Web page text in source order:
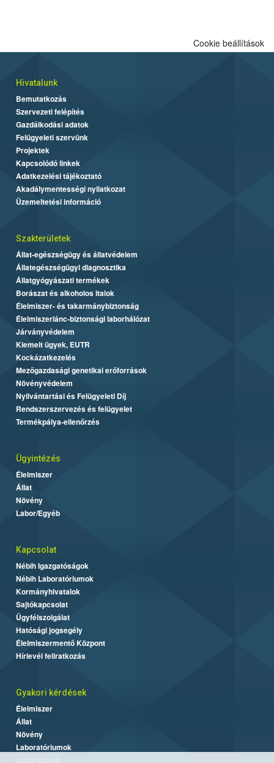
Cookie beállítások
Hivatalunk
Bemutatkozás
Szervezeti felépítés
Gazdálkodási adatok
Felügyeleti szervünk
Projektek
Kapcsolódó linkek
Adatkezelési tájékoztató
Akadálymentességi nyilatkozat
Üzemeltetési információ
Szakterületek
Állat-egészségügy és állatvédelem
Állategészségügyi diagnosztika
Állatgyógyászati termékek
Borászat és alkoholos italok
Élelmiszer- és takarmánybiztonság
Élelmiszerlánc-biztonsági laborhálózat
Járványvédelem
Kiemelt ügyek, EUTR
Kockázatkezelés
Mezőgazdasági genetikai erőforrások
Növényvédelem
Nyilvántartási és Felügyeleti Díj
Rendszerszervezés és felügyelet
Termékpálya-ellenőrzés
Ügyintézés
Élelmiszer
Állat
Növény
Labor/Egyéb
Kapcsolat
Nébih Igazgatóságok
Nébih Laboratóriumok
Kormányhivatalok
Sajtókapcsolat
Ügyfélszolgálat
Hatósági jogsegély
Élelmiszermentő Központ
Hírlevél feliratkozás
Gyakori kérdések
Élelmiszer
Állat
Növény
Laboratóriumok